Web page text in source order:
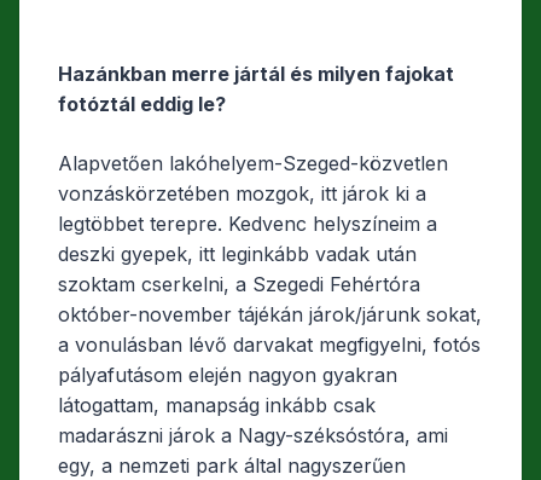
Hazánkban merre jártál és milyen fajokat
fotóztál eddig le?
Alapvetően lakóhelyem-Szeged-közvetlen
vonzáskörzetében mozgok, itt járok ki a
legtöbbet terepre. Kedvenc helyszíneim a
deszki gyepek, itt leginkább vadak után
szoktam cserkelni, a Szegedi Fehértóra
október-november tájékán járok/járunk sokat,
a vonulásban lévő darvakat megfigyelni, fotós
pályafutásom elején nagyon gyakran
látogattam, manapság inkább csak
madarászni járok a Nagy-széksóstóra, ami
egy, a nemzeti park által nagyszerűen